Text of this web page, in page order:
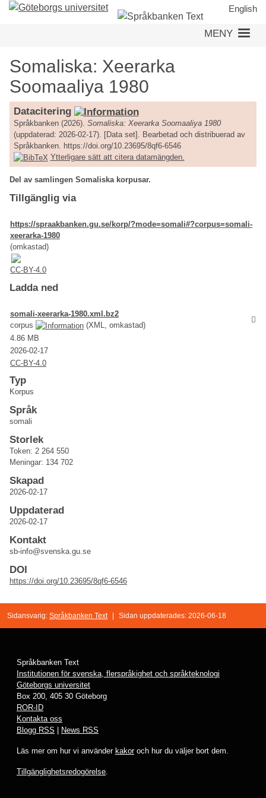
Hoppa
English
MENY
Somaliska: Xeerarka
Soomaaliya 1980
Datacitering
Språkbanken (2026). Somaliska: Xeerarka Soomaaliya 1980
(uppdaterad: 2026-02-17). [Data set]. Bearbetad och distribuerad av
Språkbanken. https://doi.org/10.23695/8qf6-6546
Ytterligare sätt att citera datamängden.
Del av samlingen Somaliska korpusar.
Tillgänglig via
https://spraakbanken.gu.se/korp/?mode=somali#?corpus=somali-
xeerarka-1980
(omkastad)
CC-BY-4.0
Ladda ned
somali-xeerarka-1980.xml.bz2
corpus
(XML, omkastad)
4.86 MB
2026-02-17
CC-BY-4.0
Typ
Korpus
Språk
somali
Storlek
Token: 2 264 550
Meningar: 134 702
Skapad
2026-02-17
Uppdaterad
2026-02-17
Kontakt
sb-info@svenska.gu.se
DOI
https://doi.org/10.23695/8qf6-6546
Sidansvarig: Språkbanken Text Sidan uppdaterades: 2026-06-18
Språkbanken Text
Institutionen för svenska, flerspråkighet och språkteknologi
Göteborgs universitet
Box 200, 405 30 Göteborg
ROR-ID
Kontakta oss
Blogg RSS
News RSS
Läs mer om hur vi använder kakoroch hur du väljer bort dem.
Tillgänglighetsredogörelse.